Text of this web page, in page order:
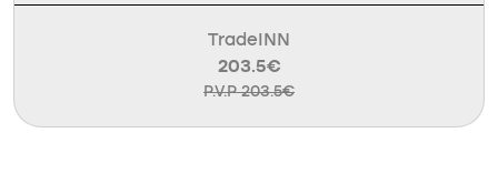
TradeINN
203.5€
P.V.P 203.5€